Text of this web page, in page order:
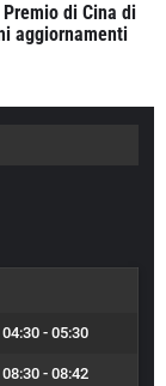
di Cina di
aggiornamenti
04:30 - 05:30
08:30 - 08:42